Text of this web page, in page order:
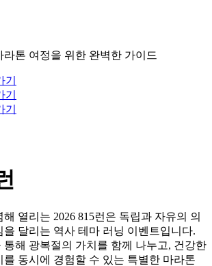
라톤 여정을 위한 완벽한 가이드
열리는 2026 815런은 독립과 자유의 의
을 달리는 역사 테마 러닝 이벤트입니다.
통해 광복절의 가치를 함께 나누고, 건강한
를 동시에 경험할 수 있는 특별한 마라톤